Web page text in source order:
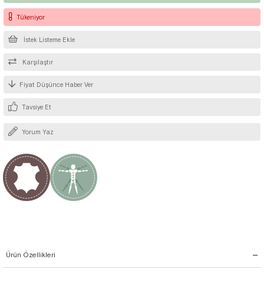
Tükeniyor
İstek Listeme Ekle
Karşılaştır
Fiyat Düşünce Haber Ver
Tavsiye Et
Yorum Yaz
Ürün Özellikleri